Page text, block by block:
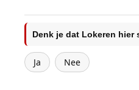
Denk je dat Lokeren hier
Ja Nee